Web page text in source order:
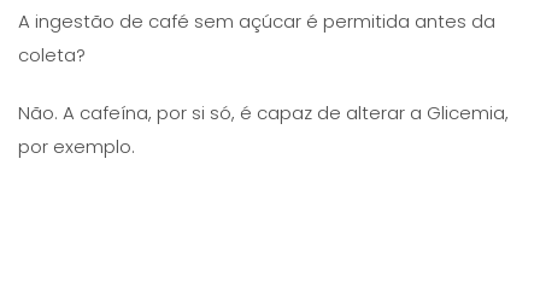
A ingestão de café sem açúcar é permitida antes da
coleta?
Não. A cafeína, por si só, é capaz de alterar a Glicemia,
por exemplo.